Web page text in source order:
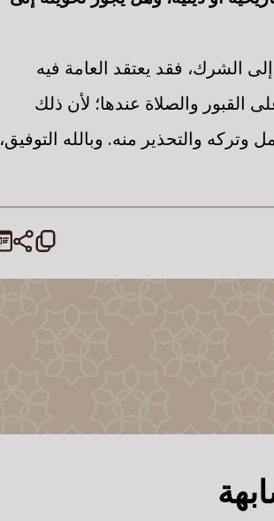
إلى الشرك، فقد يعتقد العامة فيه
القبور والصلاة عندها؛ لأن ذلك
والتحذير منه. وبالله التوفيق،